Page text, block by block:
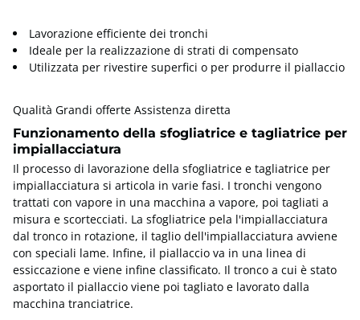
Lavorazione efficiente dei tronchi
Ideale per la realizzazione di strati di compensato
Utilizzata per rivestire superfici o per produrre il piallaccio
Qualità Grandi offerte Assistenza diretta
Funzionamento della sfogliatrice e tagliatrice per
impiallacciatura
Il processo di lavorazione della sfogliatrice e tagliatrice per
impiallacciatura si articola in varie fasi. I tronchi vengono
trattati con vapore in una macchina a vapore, poi tagliati a
misura e scortecciati. La sfogliatrice pela l'impiallacciatura
dal tronco in rotazione, il taglio dell'impiallacciatura avviene
con speciali lame. Infine, il piallaccio va in una linea di
essiccazione e viene infine classificato. Il tronco a cui è stato
asportato il piallaccio viene poi tagliato e lavorato dalla
macchina tranciatrice.